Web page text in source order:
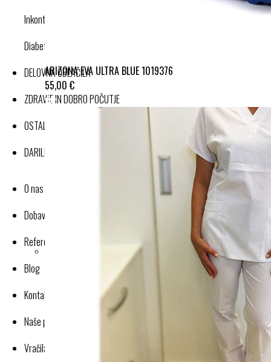
ARIZONA EVA ULTRA BLUE 1019376
55,00 €
Inkontinenca
Diabetes
DELOVNA OBLAČILA
ZDRAVJE IN DOBRO POČUTJE
OSTALI IZDELKI
DARILNI BONI
O nas
Dobavitelji-proizvajalci
Reference
Blog
Kontakt
Naše poslovanje
Vračila in reklamacije